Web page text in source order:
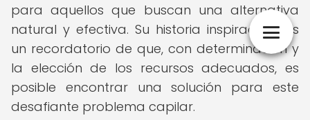
para aquellos que buscan una alternativa
natural y efectiva. Su historia inspiradora es
un recordatorio de que, con determinación y
la elección de los recursos adecuados, es
posible encontrar una solución para este
desafiante problema capilar.